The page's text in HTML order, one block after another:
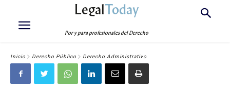
LegalToday
Por y para profesionales del Derecho
Inicio Derecho Público Derecho Administrativo